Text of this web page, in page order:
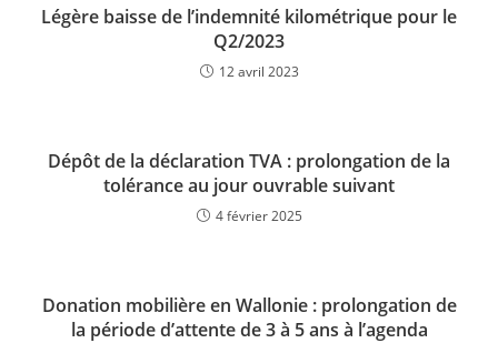
Légère baisse de l’indemnité kilométrique pour le
Q2/2023
12 avril 2023
Dépôt de la déclaration TVA : prolongation de la
tolérance au jour ouvrable suivant
4 février 2025
Donation mobilière en Wallonie : prolongation de
la période d’attente de 3 à 5 ans à l’agenda